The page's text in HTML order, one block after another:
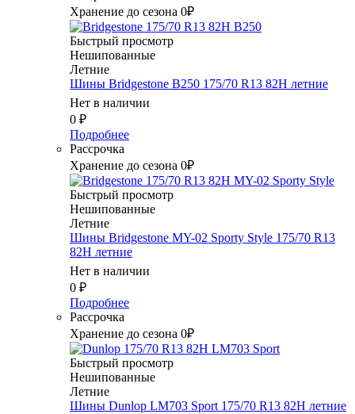
Хранение до сезона 0₽
Быстрый просмотр
Нешипованные
Летние
Шины Bridgestone B250 175/70 R13 82H летние
Нет в наличии
0 ₽
Подробнее
Рассрочка
Хранение до сезона 0₽
Быстрый просмотр
Нешипованные
Летние
Шины Bridgestone MY-02 Sporty Style 175/70 R13
82H летние
Нет в наличии
0 ₽
Подробнее
Рассрочка
Хранение до сезона 0₽
Быстрый просмотр
Нешипованные
Летние
Шины Dunlop LM703 Sport 175/70 R13 82H летние